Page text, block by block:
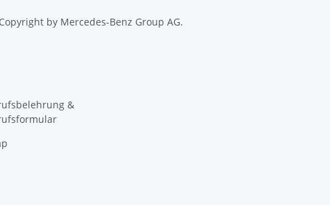
by Mercedes-Benz Group AG.
&